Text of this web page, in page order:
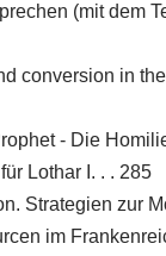
(mit dem
conversion in
- Die
Lothar I. . . 285
Strategien zur
im